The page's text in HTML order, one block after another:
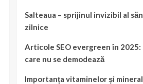
Salteaua – sprijinul invizibil al
zilnice
Articole SEO evergreen în
care nu se demodează
Importanța vitaminelor și